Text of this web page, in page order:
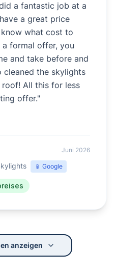
a fantastic job at a
a great price
what cost to
formal offer, you
and take before and
cleaned the skylights
All this for less
offer."
Juni 2026
📱 Google
anzeigen